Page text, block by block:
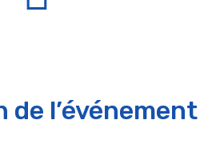
l’événement